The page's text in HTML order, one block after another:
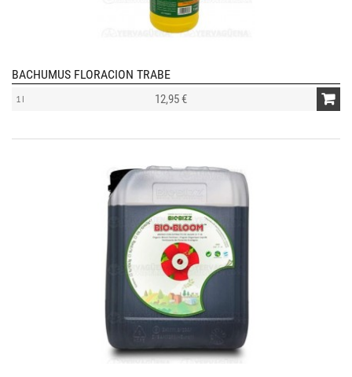
BACHUMUS FLORACION TRABE
1 l 12,95 €